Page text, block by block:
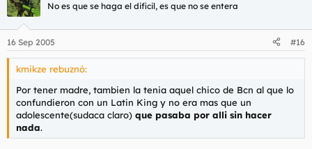
Luego nos vamos a caminar todo el día, por la noche; que todo
me duele, me mete en agüita caliente, me da un masajito con
crema, y me deja descansar durante toda la noche.
-¿Y a ti como te trata?
-¿A ti te hace todo eso? ¡¡¡conmigo es un hijo de puta¡¡¡. Te
cuento:
Por las mañanas me toquetea varias veces y me dice:
No es que se haga el dificil, es que no se entera
16 Sep 2005 #16
kmikze rebuznó:
Por tener madre, tambien la tenia aquel chico de Bcn al que lo
confundieron con un Latin King y no era mas que un
adolescente(sudaca claro) que pasaba por alli sin hacer
nada.